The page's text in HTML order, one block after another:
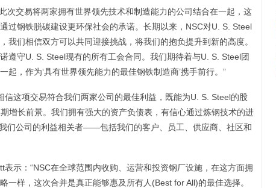
次交易将两家拥有世界领先技术和制造能力的公司结合在一起，这
过钢铁脱碳建设更环保社会的承诺。长期以来，NSC对U. S. Steel
我们相信双方可以共同迎接挑战，将我们的抱负提升到新的高度。
遵守U. S. Steel现有的所有工会合同。我们期待着与U. S. Steel团
，作为‘具有世界领先能力的最佳钢铁制造商’携手前行。”
信这项交易符合我们两家公司的最佳利益，既能为U. S. Steel的股
增长前景。我们拥有强大的资产负债表，有信心通过炼钢技术的进
们公司的利益相关者——包括我们的客户、员工、供应商、社区和
示：“NSC在全球范围内收购、运营和投资钢厂设施，在这方面拥
一样，这次合并是真正能够惠及所有人(Best for All)的最佳选择。